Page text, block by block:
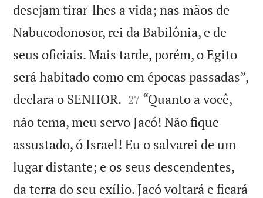
desejam tirar-lhes a vida; nas mãos de
Nabucodonosor, rei da Babilônia, e de
seus oficiais. Mais tarde, porém, o Egito
será habitado como em épocas passadas”,
declara o SENHOR. 

27 “Quanto a você,
não tema, meu servo Jacó! Não fique
assustado, ó Israel! Eu o salvarei de um
lugar distante; e os seus descendentes,
da terra do seu exílio. Jacó voltará e ficará